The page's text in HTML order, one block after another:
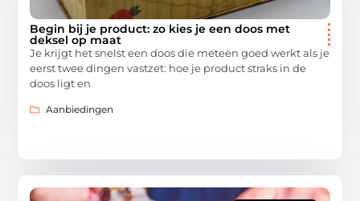
Begin bij je product: zo kies je een doos met
deksel op maat
Je krijgt het snelst een doos die meteen goed werkt als je
eerst twee dingen vastzet: hoe je product straks in de
doos ligt en
Aanbiedingen